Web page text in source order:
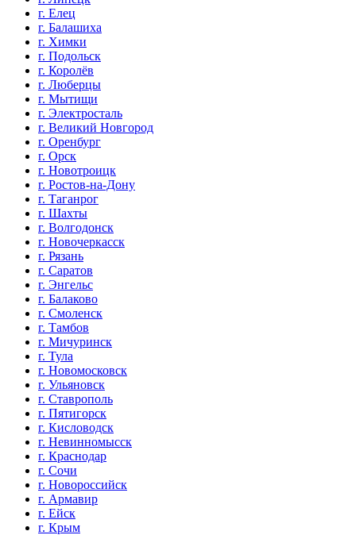
г. Елец
г. Балашиха
г. Химки
г. Подольск
г. Королёв
г. Люберцы
г. Мытищи
г. Электросталь
г. Великий Новгород
г. Оренбург
г. Орск
г. Новотроицк
г. Ростов-на-Дону
г. Таганрог
г. Шахты
г. Волгодонск
г. Новочеркасск
г. Рязань
г. Саратов
г. Энгельс
г. Балаково
г. Смоленск
г. Тамбов
г. Мичуринск
г. Тула
г. Новомосковск
г. Ульяновск
г. Ставрополь
г. Пятигорск
г. Кисловодск
г. Невинномысск
г. Краснодар
г. Сочи
г. Новороссийск
г. Армавир
г. Ейск
г. Крым